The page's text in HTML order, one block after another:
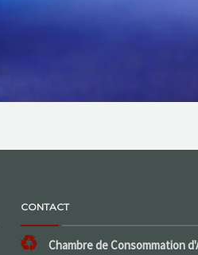
CONTACT
Chambre de Consommation